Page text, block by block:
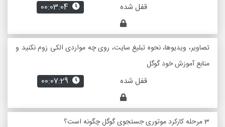
قفل شده
تصاویر، ویدیوها، نحوه تبلیغ سایت، روی چه مواردی الکی زوم نکنید و
منابع آموزش خود گوگل
قفل شده
3 مرحله کارکرد موتوری جستجوی گوگل چگونه است؟